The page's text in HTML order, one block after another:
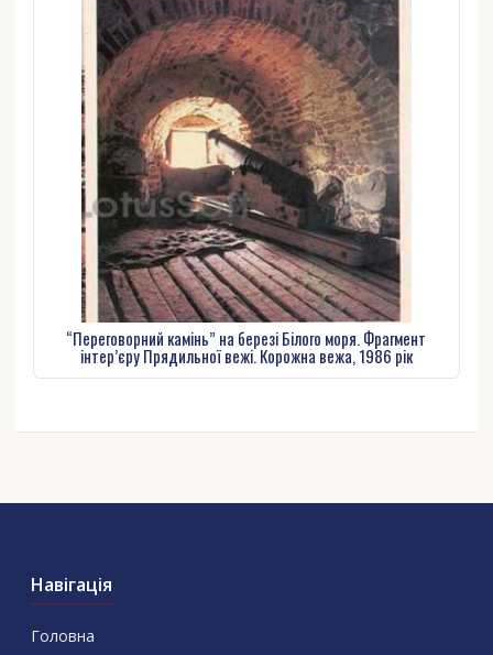
“Переговорний камінь” на березі Білого моря. Фрагмент
інтер’єру Прядильної вежі. Корожна вежа, 1986 рік
Навігація
Головна